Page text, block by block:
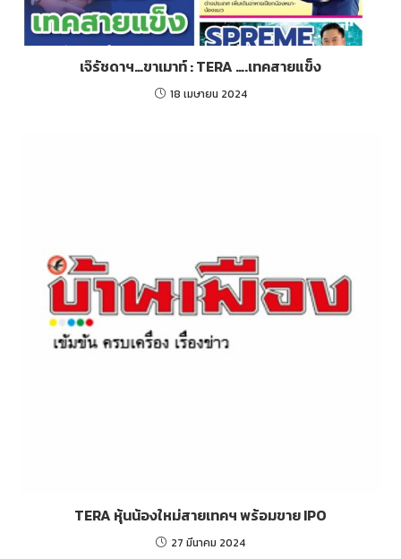
เจ๊รัชดาฯ…ขาเมาท์ : TERA ….เทคสายแข็ง
18 เมษายน 2024
TERA หุ้นน้องใหม่สายเทคฯ พร้อมขาย IPO
27 มีนาคม 2024